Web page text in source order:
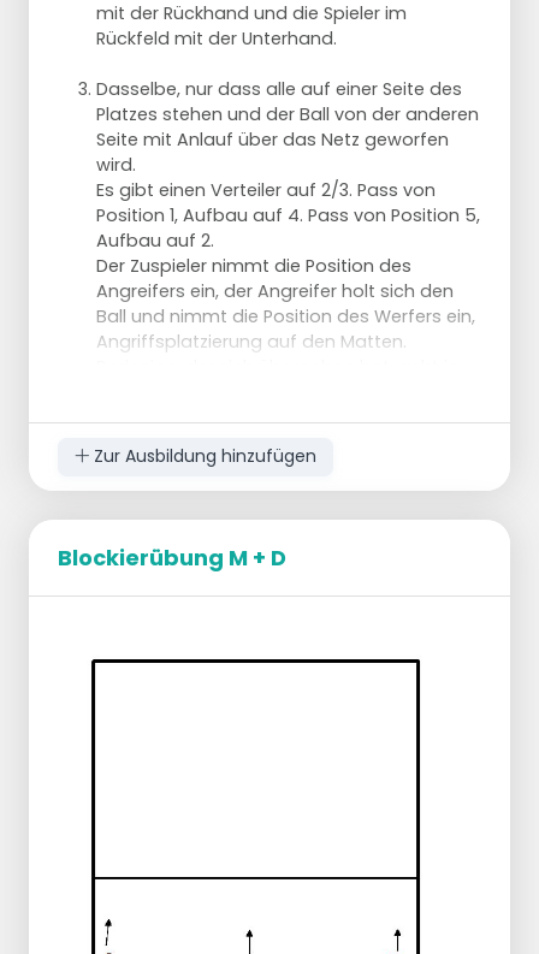
mit der Rückhand und die Spieler im
Rückfeld mit der Unterhand.
Dasselbe, nur dass alle auf einer Seite des
Platzes stehen und der Ball von der anderen
Seite mit Anlauf über das Netz geworfen
wird.
Es gibt einen Verteiler auf 2/3. Pass von
Position 1, Aufbau auf 4. Pass von Position 5,
Aufbau auf 2.
Der Zuspieler nimmt die Position des
Angreifers ein, der Angreifer holt sich den
Ball und nimmt die Position des Werfers ein,
Angriffsplatzierung auf den Matten.
Dasselbe, nur bleibt der Werfer jetzt in
Zur Ausbildung hinzufügen
Blockierübung M + D